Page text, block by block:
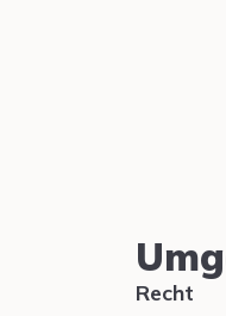
Recht